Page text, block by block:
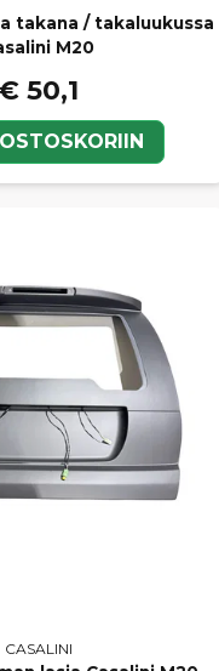
takana / takaluukussa
M20
€ 50,1
CASALINI